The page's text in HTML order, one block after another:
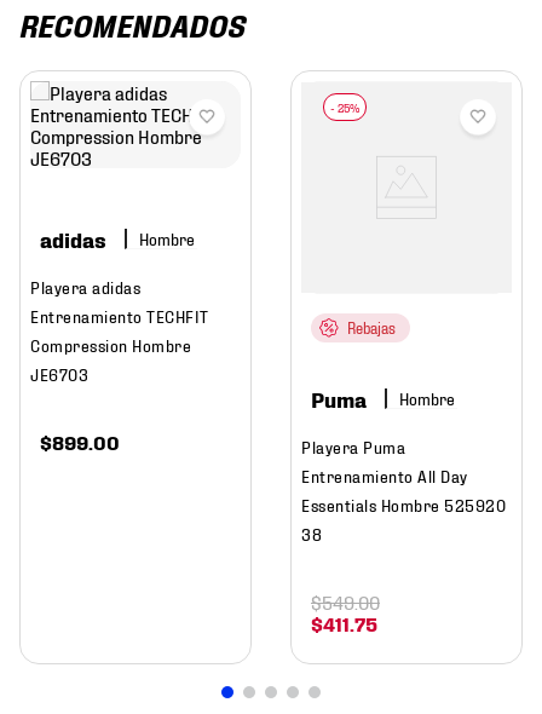
RECOMENDADOS
adidas Hombre
Playera adidas
Entrenamiento TECHFIT
Compression Hombre
JE6703
$899 00
Rebajas
Puma Hombre
Playera Puma
Entrenamiento All Day
Essentials Hombre 525920
38
$411 75
$549.00